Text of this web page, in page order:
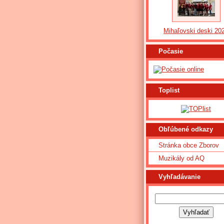
Mihaľovski deski
Počasie
Toplist
Obľúbené odkazy
Stránka obce Zborov
Muzikály od AQ
Vyhľadávanie